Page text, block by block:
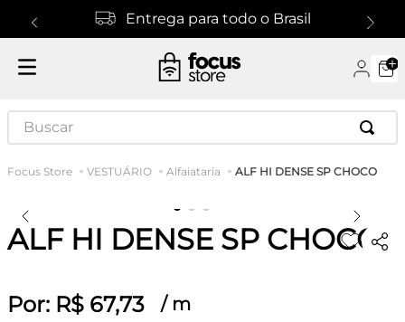
Entrega para todo o Brasil
Buscar
VESTUÁRIO Alfaiataria ALF HI DENSE SP CHOCO
ALF HI DENSE SP CHOCO
Por: R$ 67,73 / m